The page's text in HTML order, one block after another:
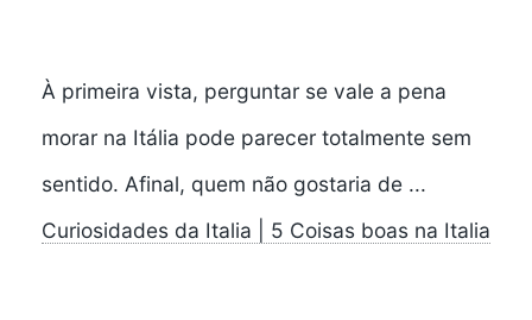
À primeira vista, perguntar se vale a pena
morar na Itália pode parecer totalmente sem
sentido. Afinal, quem não gostaria de ...
Curiosidades da Italia | 5 Coisas boas na Italia